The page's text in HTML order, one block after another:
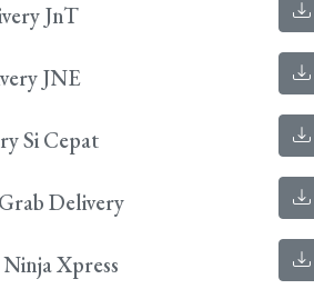
JnT
JNE
Si Cepat
Delivery
Xpress